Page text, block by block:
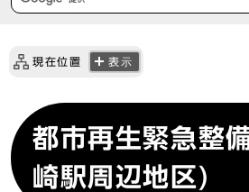
現在位置 表示
都市再生緊急整
崎駅周辺地区)